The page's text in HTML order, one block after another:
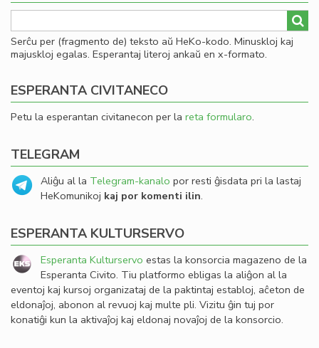
Serĉu per (fragmento de) teksto aŭ HeKo-kodo. Minuskloj kaj
majuskloj egalas. Esperantaj literoj ankaŭ en x-formato.
ESPERANTA CIVITANECO
Petu la esperantan civitanecon per la reta formularo.
TELEGRAM
Aliĝu al la Telegram-kanalo por resti ĝisdata pri la lastaj
HeKomunikoj kaj por komenti ilin.
ESPERANTA KULTURSERVO
Esperanta Kulturservo estas la konsorcia magazeno de la
Esperanta Civito. Tiu platformo ebligas la aliĝon al la
eventoj kaj kursoj organizataj de la paktintaj establoj, aĉeton de
eldonaĵoj, abonon al revuoj kaj multe pli. Vizitu ĝin tuj por
konatiĝi kun la aktivaĵoj kaj eldonaj novaĵoj de la konsorcio.